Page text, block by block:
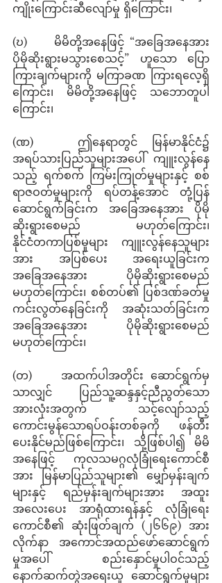
ကျိုးကြောင်းဆီလျော်မှု ရှိကြောင်း၊
(ဎ)     မိမိတို့အနေဖြင့် “အခြေအနေအား
ပိုမိုဆိုးရွားမသွားစေသင့်” ဟူသော ပြော
ကြားချက်များကို မကြာခဏ ကြားရလေ့ရှိ
ကြောင်း၊ မိမိတို့အနေဖြင့် သဘောတူပါ
ကြောင်း၊
(ဏ)   ဤနေရာတွင် မြန်မာနိုင်ငံ၌
အရပ်သားပြည်သူများအပေါ် ကျူးလွန်နေ
သည့် ရက်စက် ကြမ်းကြုတ်မှုများနှင့် စစ်
ရာဇဝတ်မှုများကို ရပ်တန့်အောင် တုံ့ပြန်
ဆောင်ရွက်ခြင်းက အခြေအနေအား ပိုမို
ဆိုးရွားစေမည် မဟုတ်ကြောင်း၊
နိုင်ငံတကာပြစ်မှုများ ကျူးလွန်နေသူများ
အား အပြစ်ပေး အရေးယူခြင်းက
အခြေအနေအား ပိုမိုဆိုးရွားစေမည်
မဟုတ်ကြောင်း၊ စစ်တပ်၏ ပြစ်ဒဏ်ခတ်မှု
ကင်းလွတ်နေခြင်းကို အဆုံးသတ်ခြင်းက
အခြေအနေအား ပိုမိုဆိုးရွားစေမည်
မဟုတ်ကြောင်း၊
(တ)    အထက်ပါအတိုင်း ဆောင်ရွက်မှ
သာလျှင် ပြည်သူ့ဆန္ဒနှင့်ညီညွတ်သော
အားလုံးအတွက် သင့်လျော်သည့်
ကောင်းမွန်သောရပ်ဝန်းတစ်ခုကို ဖန်တီး
ပေးနိုင်မည်ဖြစ်ကြောင်း၊ သို့ဖြစ်ပါ၍ မိမိ
အနေဖြင့် ကုလသမဂ္ဂလုံခြုံရေးကောင်စီ
အား မြန်မာပြည်သူများ၏ မျှော်မှန်းချက်
များနှင့် ရည်မှန်းချက်များအား အထူး
အလေးပေး အာရုံထားရန်နှင့် လုံခြုံရေး
ကောင်စီ၏ ဆုံးဖြတ်ချက် (၂၆၆၉) အား
လိုက်နာ အကောင်အထည်ဖော်ဆောင်ရွက်
မှုအပေါ် စည်းနှောင်မှုပါဝင်သည့်
နောက်ဆက်တွဲအရေးယူ ဆောင်ရွက်မှုများ